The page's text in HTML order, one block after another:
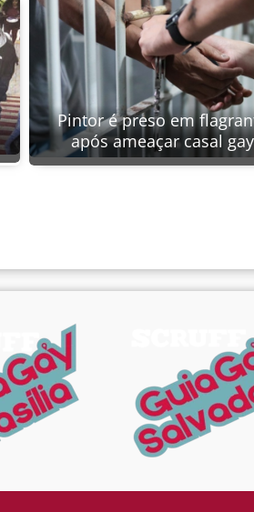
Pintor é preso em
após ameaçar casal gay